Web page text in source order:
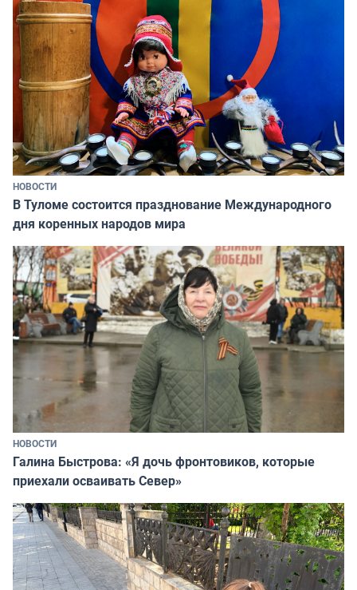
НОВОСТИ
В Туломе состоится празднование Международного
дня коренных народов мира
НОВОСТИ
Галина Быстрова: «Я дочь фронтовиков, которые
приехали осваивать Север»